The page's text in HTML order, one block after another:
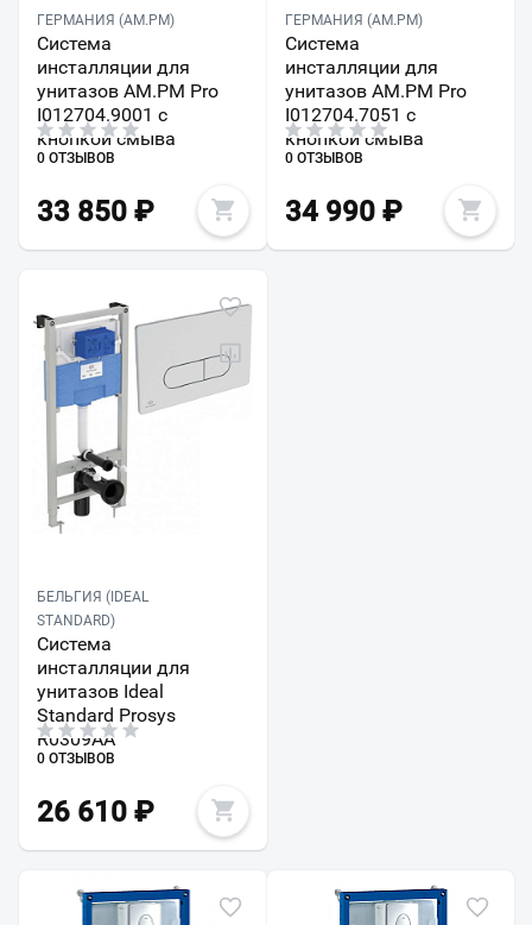
ГЕРМАНИЯ (AM.PM)
Система
инсталляции для
унитазов AM.PM Pro
I012704.9001 с
кнопкой смыва
0 ОТЗЫВОВ
33 850 ₽
ГЕРМАНИЯ (AM.PM)
Система
инсталляции для
унитазов AM.PM Pro
I012704.7051 с
кнопкой смыва
0 ОТЗЫВОВ
34 990₽
БЕЛЬГИЯ (IDEAL
STANDARD)
Система
инсталляции для
унитазов Ideal
Standard Prosys
R0309AA
0 ОТЗЫВОВ
26 610 ₽